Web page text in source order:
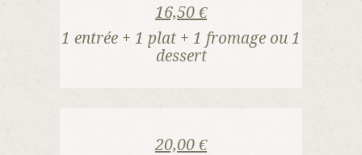
16,50 €
1 entrée + 1 plat + 1 fromage ou 1
dessert
20,00 €